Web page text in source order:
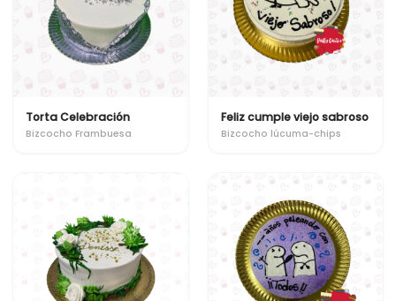
Torta Celebración
Bizcocho Frambuesa
Feliz cumple viejo sabroso
Bizcocho lúcuma-chips